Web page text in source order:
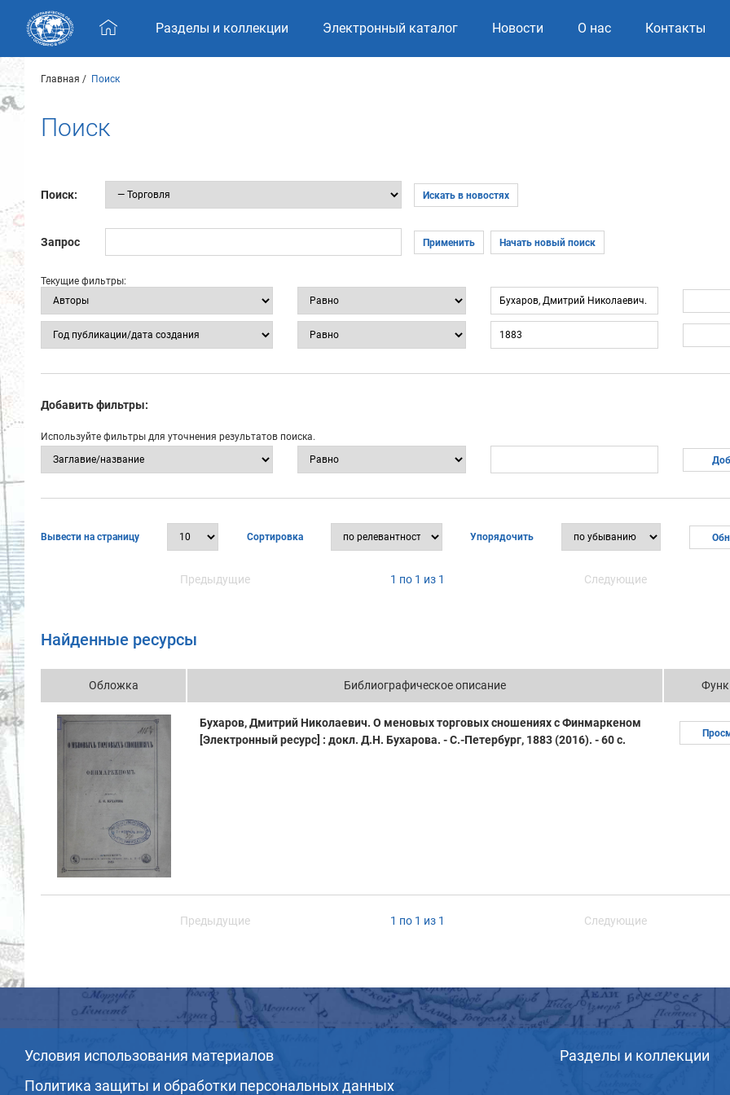
Skip navigation
Разделы и коллекции Электронный каталог Новости О нас Контакты
Главная Поиск
Поиск
Поиск: Искать в новостях
Запрос Применить Начать новый поиск
Текущие фильтры:
Добавить фильтры:
Используйте фильтры для уточнения результатов поиска.
Вывести на страницу Сортировка Упорядочить
Предыдущие 1 по 1 из 1 Следующие
Найденные ресурсы
Обложка Библиографическое описание
Бухаров, Дмитрий Николаевич. О меновых торговых сношениях с Финмаркеном
[Электронный ресурс] : докл. Д.Н. Бухарова. - С.-Петербург, 1883 (2016). - 60 с.
Предыдущие 1 по 1 из 1 Следующие
Условия использования материалов
Политика защиты и обработки персональных данных
Разделы и коллекции